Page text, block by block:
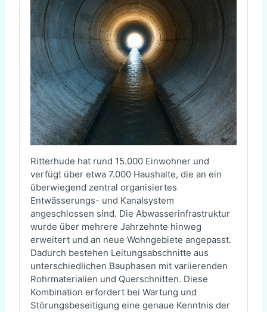
Ritterhude hat rund 15.000 Einwohner und
verfügt über etwa 7.000 Haushalte, die an ein
überwiegend zentral organisiertes
Entwässerungs- und Kanalsystem
angeschlossen sind. Die Abwasserinfrastruktur
wurde über mehrere Jahrzehnte hinweg
erweitert und an neue Wohngebiete angepasst.
Dadurch bestehen Leitungsabschnitte aus
unterschiedlichen Bauphasen mit variierenden
Rohrmaterialien und Querschnitten. Diese
Kombination erfordert bei Wartung und
Störungsbeseitigung eine genaue Kenntnis der